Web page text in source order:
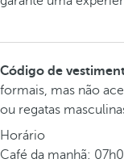
Código de
formais, mas não
ou regatas
Horário
Café da manhã: